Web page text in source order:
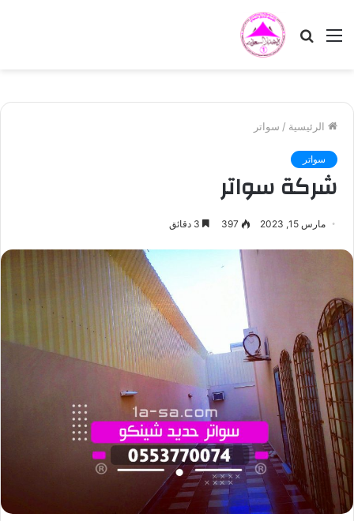
القائمة بحث
الرئيسية / سواتر
سواتر
شركة سواتر
مارس 15, 2023 397